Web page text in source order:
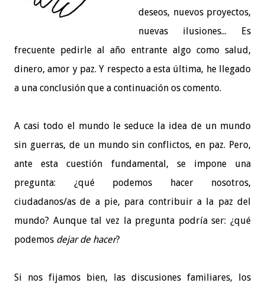
deseos, nuevos proyectos,
nuevas ilusiones... Es
frecuente pedirle al año entrante algo como salud,
dinero, amor y paz. Y respecto a esta última, he llegado
a una conclusión que a continuación os comento.
A casi todo el mundo le seduce la idea de un mundo
sin guerras, de un mundo sin conflictos, en paz. Pero,
ante esta cuestión fundamental, se impone una
pregunta: ¿qué podemos hacer nosotros,
ciudadanos/as de a pie, para contribuir a la paz del
mundo? Aunque tal vez la pregunta podría ser: ¿qué
podemos dejar de hacer?
Si nos fijamos bien, las discusiones familiares, los